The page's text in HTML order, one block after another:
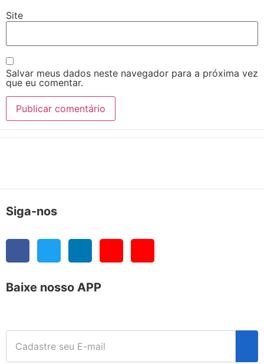
Site
Salvar meus dados neste navegador para a próxima vez
que eu comentar.
Siga-nos
Baixe nosso APP